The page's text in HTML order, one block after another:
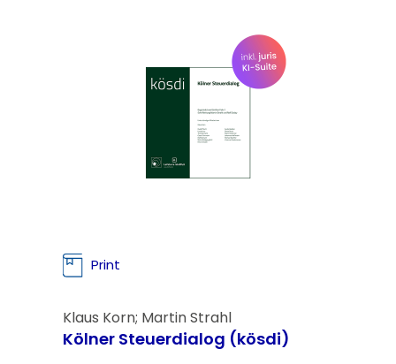
Print
Klaus Korn; Martin Strahl
Kölner Steuerdialog (kösdi)